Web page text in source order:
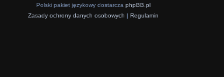
Polski pakiet językowy dostarcza phpBB.pl
Zasady ochrony danych osobowych | Regulamin